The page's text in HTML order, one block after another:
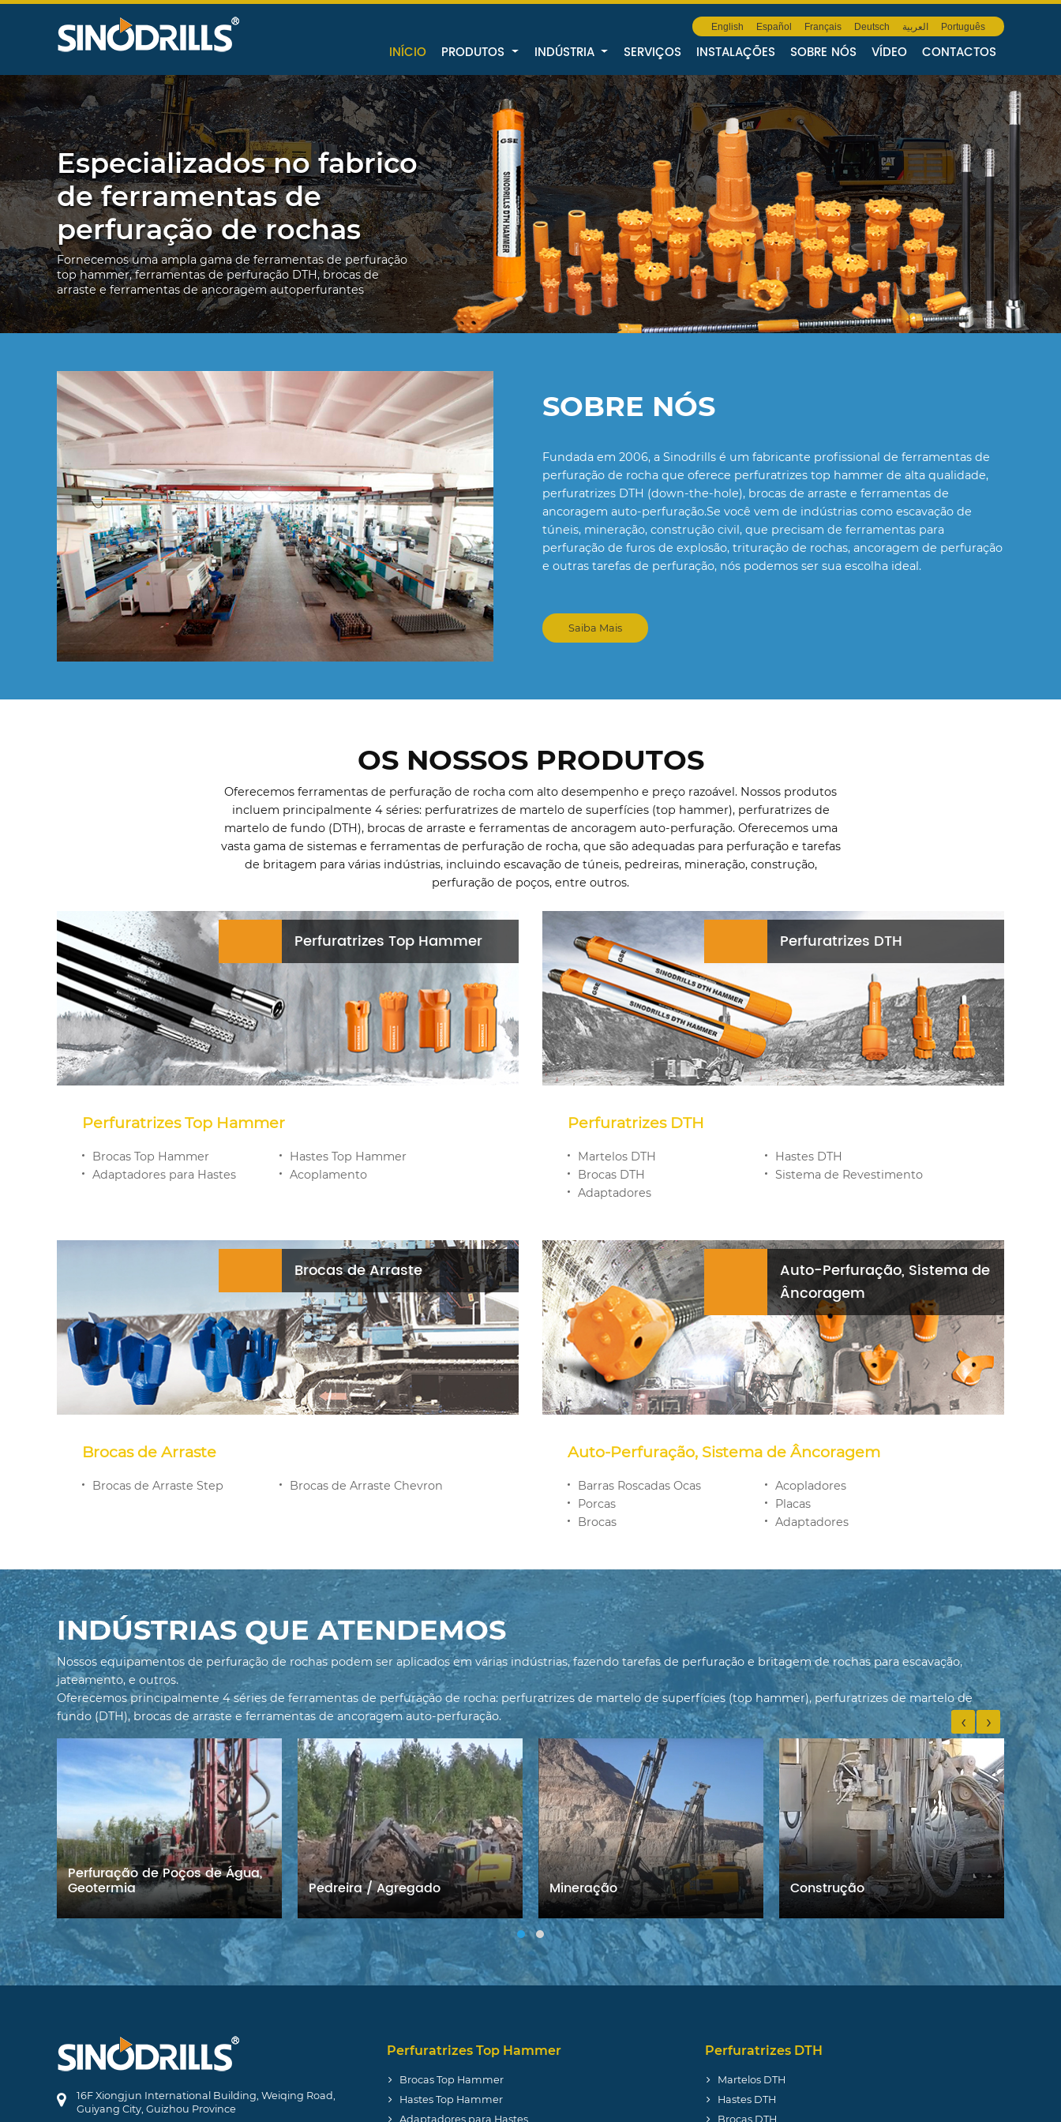
English Español Français Deutsch العربية Português
INÍCIO PRODUTOS INDÚSTRIA SERVIÇOS INSTALAÇÕES SOBRE NÓS VÍDEO CONTACTOS
Especializados no fabrico
de ferramentas de
perfuração de rochas
Fornecemos uma ampla gama de ferramentas de perfuração
top hammer, ferramentas de perfuração DTH, brocas de
arraste e ferramentas de ancoragem autoperfurantes
SOBRE NÓS
Fundada em 2006, a Sinodrills é um fabricante profissional de ferramentas de
perfuração de rocha que oferece perfuratrizes top hammer de alta qualidade,
perfuratrizes DTH (down-the-hole), brocas de arraste e ferramentas de
ancoragem auto-perfuração.Se você vem de indústrias como escavação de
túneis, mineração, construção civil, que precisam de ferramentas para
perfuração de furos de explosão, trituração de rochas, ancoragem de perfuração
e outras tarefas de perfuração, nós podemos ser sua escolha ideal.
Saiba Mais
OS NOSSOS PRODUTOS
Oferecemos ferramentas de perfuração de rocha com alto desempenho e preço razoável. Nossos produtos
incluem principalmente 4 séries: perfuratrizes de martelo de superfícies (top hammer), perfuratrizes de
martelo de fundo (DTH), brocas de arraste e ferramentas de ancoragem auto-perfuração. Oferecemos uma
vasta gama de sistemas e ferramentas de perfuração de rocha, que são adequadas para perfuração e tarefas
de britagem para várias indústrias, incluindo escavação de túneis, pedreiras, mineração, construção,
perfuração de poços, entre outros.
Perfuratrizes Top Hammer
Perfuratrizes Top Hammer
Brocas Top Hammer
Hastes Top Hammer
Adaptadores para Hastes
Acoplamento
Perfuratrizes DTH
Perfuratrizes DTH
Martelos DTH
Hastes DTH
Brocas DTH
Sistema de Revestimento
Adaptadores
Brocas de Arraste
Brocas de Arraste
Brocas de Arraste Step Brocas de Arraste Chevron
Auto-Perfuração, Sistema de
Âncoragem
Auto-Perfuração, Sistema de Âncoragem
Barras Roscadas Ocas
Acopladores
Porcas
Placas
Brocas
Adaptadores
INDÚSTRIAS QUE ATENDEMOS
Nossos equipamentos de perfuração de rochas podem ser aplicados em várias indústrias, fazendo tarefas de perfuração e britagem de rochas para escavação,
jateamento, e outros.
Oferecemos principalmente 4 séries de ferramentas de perfuração de rocha: perfuratrizes de martelo de superfícies (top hammer), perfuratrizes de martelo de
fundo (DTH), brocas de arraste e ferramentas de ancoragem auto-perfuração.
Perfuração de Poços de Água,
Geotermia Pedreira / Agregado Mineração Construção
‹ ›
16F Xiongjun International Building, Weiqing Road,
Guiyang City, Guizhou Province
Perfuratrizes Top Hammer
Brocas Top Hammer
Hastes Top Hammer
Adaptadores para Hastes
Perfuratrizes DTH
Martelos DTH
Hastes DTH
Brocas DTH